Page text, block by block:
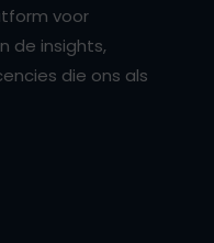
voor
de insights,
die ons als